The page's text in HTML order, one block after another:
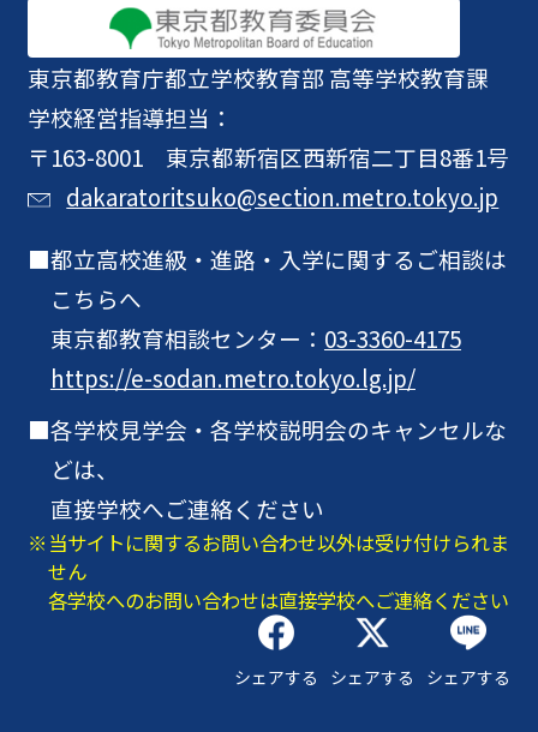
東京都教育庁都立学校教育部 高等学校教育課
学校経営指導担当：
〒163-8001 東京都新宿区西新宿二丁目8番1号
dakaratoritsuko@section.metro.tokyo.jp
都立高校進級・進路・入学に関するご相談は
こちらへ
東京都教育相談センター： 03-3360-4175
https://e-sodan.metro.tokyo.lg.jp/
各学校見学会・各学校説明会のキャンセルな
どは、
直接学校へご連絡ください
当サイトに関するお問い合わせ以外は受け付けられま
せん
各学校へのお問い合わせは直接学校へご連絡ください
シェアする シェアする シェアする